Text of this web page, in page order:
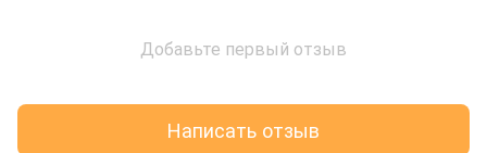
Добавьте первый отзыв
Написать отзыв